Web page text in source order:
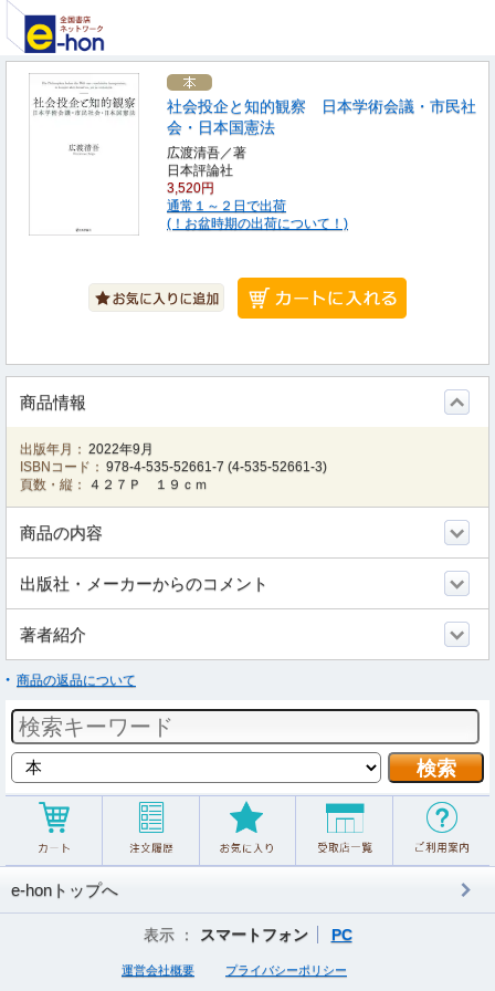
社会投企と知的観察 日本学術会議・市民社
会・日本国憲法
広渡清吾／著
日本評論社
3,520円
通常１～２日で出荷
(！お盆時期の出荷について！)
商品情報
出版年月： 2022年9月
ISBNコード： 978-4-535-52661-7 (4-535-52661-3)
頁数・縦：
４２７Ｐ １９ｃｍ
商品の内容
出版社・メーカーからのコメント
著者紹介
商品の返品について
e-honトップへ
表示 ： スマートフォン PC
運営会社概要 プライバシーポリシー